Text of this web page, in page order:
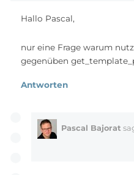
Hallo Pascal,
nur eine Frage warum
gegenüben
Antworten
Pascal Bajorat